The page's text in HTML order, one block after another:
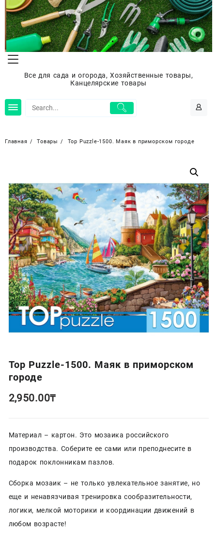
Перейти
содержимому
Все для сада и огорода, Хозяйственные товары,
Канцелярские товары
Главная Товары Top Puzzle-1500. Маяк в приморском городе
Top Puzzle-1500. Маяк в приморском
городе
2,950.00₸
Материал – картон. Это мозаика российского
производства. Соберите ее сами или преподнесите в
подарок поклонникам пазлов.
Сборка мозаик – не только увлекательное занятие, но
еще и ненавязчивая тренировка сообразительности,
логики, мелкой моторики и координации движений в
любом возрасте!